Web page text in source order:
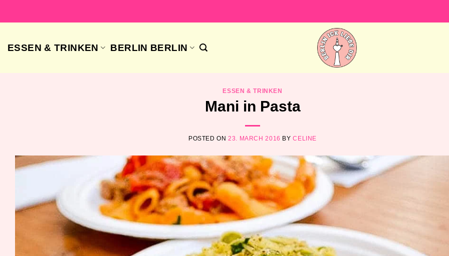
to
ESSEN & TRINKEN BERLIN BERLIN
ESSEN & TRINKEN
Mani in Pasta
POSTED ON23. MARCH 2016 BYCELINE